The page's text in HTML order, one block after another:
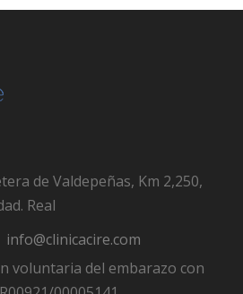
de Valdepeñas, Km 2,250,
Real
info@clinicacire.com
voluntaria del embarazo con